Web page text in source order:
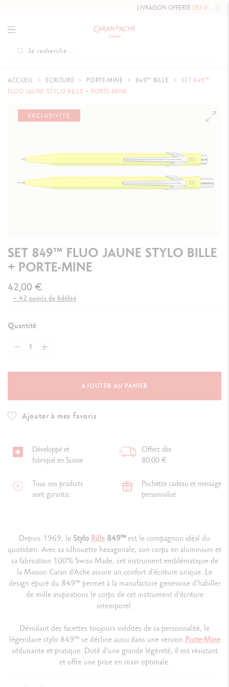
LIVRAISON OFFERTEDÈS 80 €
ACCUEIL ECRITURE PORTE-MINE 849™ BILLE
SET 849™
FLUO JAUNE STYLO BILLE + PORTE-MINE
EXCLUSIVITÉ
SET 849™ FLUO JAUNE STYLO BILLE
+ PORTE-MINE
42,00 €
+ 42 points de fidélité
Quantité
AJOUTER AU PANIER
Ajouter à mes favoris
Développé et
fabriqué en Suisse
Offert dès
80,00 €
Tous nos produits
sont garantis.
Pochette cadeau et message
personnalisé
Depuis 1969, le Stylo Bille 849™est le compagnon idéal du
quotidien. Avec sa silhouette hexagonale, son corps en aluminium et
sa fabrication 100% Swiss Made, cet instrument emblématique de
la Maison Caran d’Ache assure un confort d’écriture unique. Le
design épuré du 849™ permet à la manufacture genevoise d’habiller
de mille inspirations le corps de cet instrument d’écriture
intemporel.
Dévoilant des facettes toujours inédites de sa personnalité, le
légendaire stylo 849™ se décline aussi dans une version Porte-Mine
séduisante et pratique. Doté d’une grande légèreté, il est résistant
et offre une prise en main optimale.